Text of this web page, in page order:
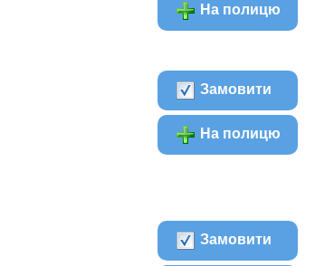
На полицю
Замовити
На полицю
Замовити